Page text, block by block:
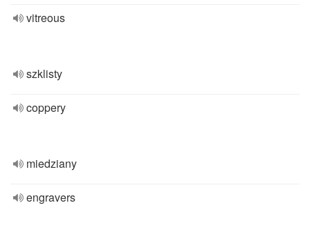
vitreous
szklisty
coppery
miedziany
engravers